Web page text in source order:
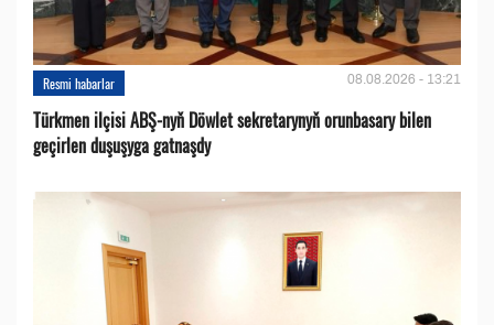
Resmi habarlar 08.08.2026 - 13:21
Türkmen ilçisi ABŞ-nyň Döwlet sekretarynyň orunbasary bilen
geçirlen duşuşyga gatnaşdy